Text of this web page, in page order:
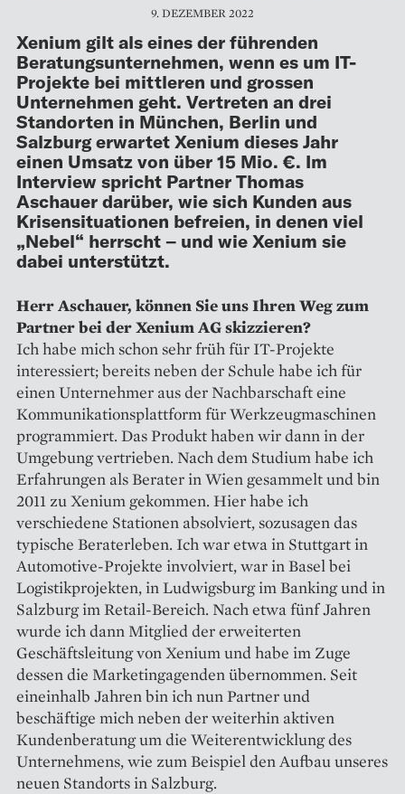
9. DEZEMBER 2022
Xenium gilt als eines der führenden
Beratungsunternehmen, wenn es um IT-
Projekte bei mittleren und grossen
Unternehmen geht. Vertreten an drei
Standorten in München, Berlin und
Salzburg erwartet Xenium dieses Jahr
einen Umsatz von über 15 Mio. €. Im
Interview spricht Partner Thomas
Aschauer darüber, wie sich Kunden aus
Krisensituationen befreien, in denen viel
„Nebel“ herrscht – und wie Xenium sie
dabei unterstützt.
Herr Aschauer, können Sie uns Ihren Weg zum
Partner bei der Xenium AG skizzieren?
Ich habe mich schon sehr früh für IT-Projekte
interessiert; bereits neben der Schule habe ich für
einen Unter­nehmer aus der Nachbarschaft eine
Kommunikationsplattform für Werk­zeugmaschinen
programmiert. Das Produkt haben wir dann in der
Umge­bung vertrieben. Nach dem Studium habe ich
Erfahrungen als Berater in Wien gesammelt und bin
2011 zu Xenium gekommen. Hier habe ich
verschiedene Stationen absolviert, sozusagen das
typische Beraterleben. Ich war etwa in Stuttgart in
Automotive-­Projekte involviert, war in Basel bei
Logistikprojekten, in Ludwigsburg im Banking und in
Salzburg im Retail-­Bereich. Nach etwa fünf Jahren
wurde ich dann Mitglied der erweiterten
Geschäftsleitung von Xenium und habe im Zuge
dessen die Marketingagenden übernommen. Seit
eineinhalb Jahren bin ich nun Partner und
beschäftige mich neben der weiterhin aktiven
Kundenberatung um die Weiterentwicklung des
Unternehmens, wie zum Beispiel den Aufbau unseres
neuen Standorts in Salzburg.